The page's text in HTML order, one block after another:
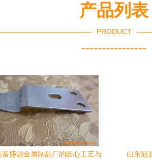
产品列表
PRODUCT
----------------
富盛源金属制品厂的匠心工艺与
山东冠